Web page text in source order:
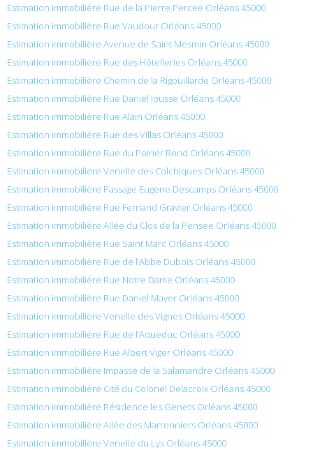
Estimation immobilière Rue de la Pierre Percee Orléans 45000
Estimation immobilière Rue Vaudour Orléans 45000
Estimation immobilière Avenue de Saint Mesmin Orléans 45000
Estimation immobilière Rue des Hôtelleries Orléans 45000
Estimation immobilière Chemin de la Rigouillarde Orléans 45000
Estimation immobilière Rue Daniel Jousse Orléans 45000
Estimation immobilière Rue Alain Orléans 45000
Estimation immobilière Rue des Villas Orléans 45000
Estimation immobilière Rue du Poirier Rond Orléans 45000
Estimation immobilière Venelle des Colchiques Orléans 45000
Estimation immobilière Passage Eugene Descamps Orléans 45000
Estimation immobilière Rue Fernand Gravier Orléans 45000
Estimation immobilière Allée du Clos de la Pensee Orléans 45000
Estimation immobilière Rue Saint Marc Orléans 45000
Estimation immobilière Rue de l’Abbe Dubois Orléans 45000
Estimation immobilière Rue Notre Dame Orléans 45000
Estimation immobilière Rue Daniel Mayer Orléans 45000
Estimation immobilière Venelle des Vignes Orléans 45000
Estimation immobilière Rue de l’Aqueduc Orléans 45000
Estimation immobilière Rue Albert Viger Orléans 45000
Estimation immobilière Impasse de la Salamandre Orléans 45000
Estimation immobilière Cité du Colonel Delacroix Orléans 45000
Estimation immobilière Résidence les Genets Orléans 45000
Estimation immobilière Allée des Marronniers Orléans 45000
Estimation immobilière Venelle du Lys Orléans 45000